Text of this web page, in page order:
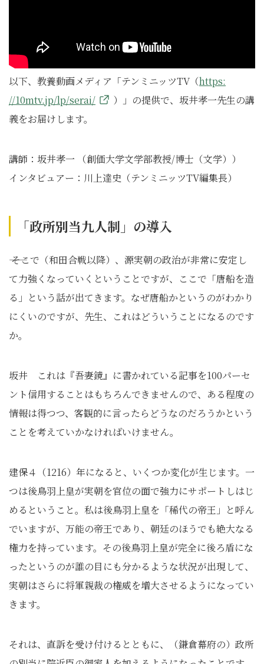
以下、教養動画メディア「テンミニッツTV（https:
//10mtv.jp/lp/serai/
）」の提供で、坂井孝一先生の講
義をお届けします。
講師：坂井孝一 （創価大学文学部教授/博士（文学））
インタビュアー：川上達史（テンミニッツTV編集長）
「政所別当九人制」の導入
―― そこで（和田合戦以降）、源実朝の政治が非常に安定し
て力強くなっていくということですが、ここで「唐船を造
る」という話が出てきます。なぜ唐船かというのがわかり
にくいのですが、先生、これはどういうことになるのです
か。
坂井 これは『吾妻鏡』に書かれている記事を100パーセ
ント信用することはもちろんできませんので、ある程度の
情報は得つつ、客観的に言ったらどうなのだろうかという
ことを考えていかなければいけません。
建保４（1216）年になると、いくつか変化が生じます。一
つは後鳥羽上皇が実朝を官位の面で強力にサポートしはじ
めるということ。私は後鳥羽上皇を「稀代の帝王」と呼ん
でいますが、万能の帝王であり、朝廷のほうでも絶大なる
権力を持っています。その後鳥羽上皇が完全に後ろ盾にな
ったというのが誰の目にも分かるような状況が出現して、
実朝はさらに将軍親裁の権威を増大させるようになってい
きます。
それは、直訴を受け付けるとともに、（鎌倉幕府の）政所